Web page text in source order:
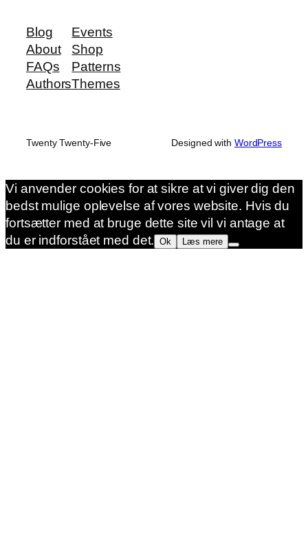
Blog
About
FAQs
Authors
Events
Shop
Patterns
Themes
Twenty Twenty-Five Designed with WordPress
Vi anvender cookies for at sikre at vi giver dig den
bedst mulige oplevelse af vores website. Hvis du
fortsætter med at bruge dette site vil vi antage at
du er indforstået med det. Ok Læs mere